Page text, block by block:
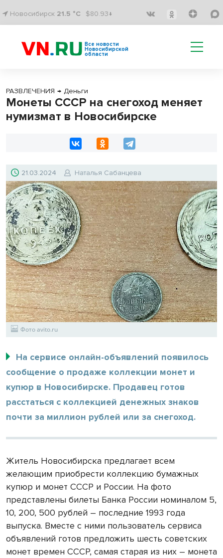
Новосибирск 21.5 °C $80.93↓
Все новости
Новосибирской
области
РАЗВЛЕЧЕНИЯ → Деньги
Монеты СССР на снегоход меняет
нумизмат в Новосибирске
21.03.2024 Наталья Сабанцева
Фото avito.ru
На сервисе онлайн-объявлений появилось
сообщение о продаже коллекции монет и
купюр в Новосибирске. Продавец готов
расстаться с коллекцией денежных знаков
почти за миллион рублей или за снегоход.
Житель Новосибирска предлагает всем
желающим приобрести коллекцию бумажных
купюр и монет СССР и России. На фото
представлены билеты Банка России номиналом 5,
10, 200, 500 рублей – последние 1993 года
выпуска. Вместе с ними пользователь сервиса
объявлений готов предложить шесть советских
монет времен СССР, самая старая из них – монета